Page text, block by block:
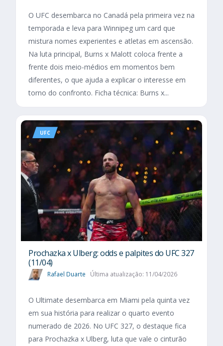
O UFC desembarca no Canadá pela primeira vez na
temporada e leva para Winnipeg um card que
mistura nomes experientes e atletas em ascensão.
Na luta principal, Burns x Malott coloca frente a
frente dois meio-médios em momentos bem
diferentes, o que ajuda a explicar o interesse em
torno do confronto. Ficha técnica: Burns x...
UFC
Prochazka x Ulberg: odds e palpites do UFC 327
(11/04)
Rafael Duarte Última atualização: 11/04/2026
O Ultimate desembarca em Miami pela quinta vez
em sua história para realizar o quarto evento
numerado de 2026. No UFC 327, o destaque fica
para Prochazka x Ulberg, luta que vale o cinturão